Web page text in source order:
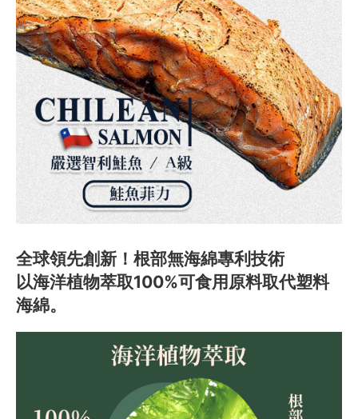
全球領先創新！根部無海綿專利技術
以海洋植物萃取100%可食用原料取代塑料
海綿。